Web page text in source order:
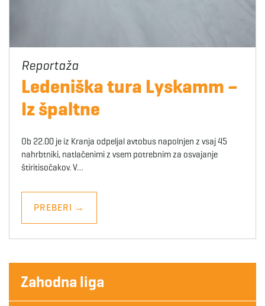
Ledeniška tura Lyskamm –
Iz špaltne
Ob 22.00 je iz Kranja odpeljal avtobus napolnjen z vsaj 45
nahrbtniki, natlačenimi z vsem potrebnim za osvajanje
štiritisočakov. V…
PREBERI →
Zahodna liga